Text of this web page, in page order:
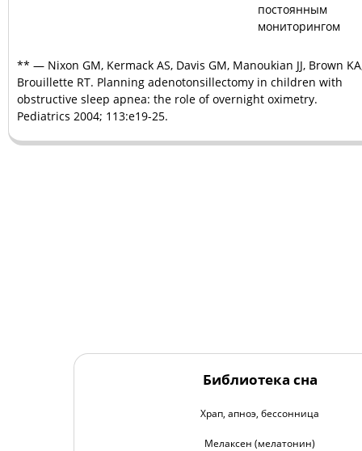
постоянным
мониторингом
** — Nixon GM, Kermack AS, Davis GM, Manoukian JJ, Brown
Brouillette RT. Planning adenotonsillectomy in children with
obstructive sleep apnea: the role of overnight oximetry.
Pediatrics 2004; 113:e19-25.
Библиотека сна
Храп, апноэ, бессонница
Мелаксен (мелатонин)